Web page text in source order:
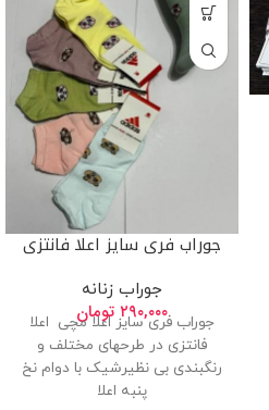
جوراب فری سایز اعلا فانتزی
جوراب زنانه
۲۹۰,۰۰۰ تومان
جوراب فری سایز اعلا مچی اعلا
فانتزی در طرحهای مختلف و
رنگبندی بی نظیرشیک با دوام نخ
پنبه اعلا